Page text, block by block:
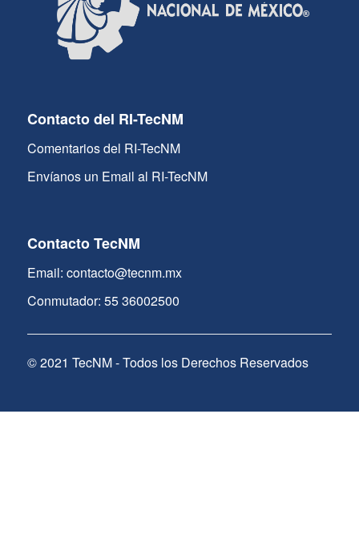
Contacto del RI-TecNM
Comentarios del RI-TecNM
Envíanos un Email al RI-TecNM
Contacto TecNM
Email: contacto@tecnm.mx
Conmutador: 55 36002500
© 2021 TecNM - Todos los Derechos Reservados